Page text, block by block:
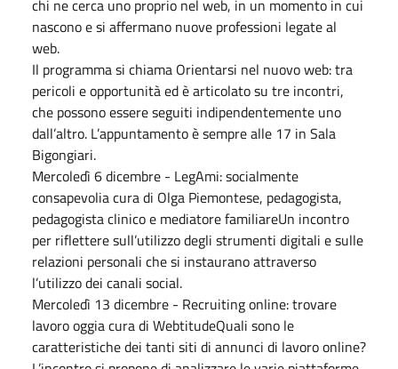
chi ne cerca uno proprio nel web, in un momento in cui
nascono e si affermano nuove professioni legate al
web.
Il programma si chiama Orientarsi nel nuovo web: tra
pericoli e opportunità ed è articolato su tre incontri,
che possono essere seguiti indipendentemente uno
dall’altro. L’appuntamento è sempre alle 17 in Sala
Bigongiari.
Mercoledì 6 dicembre - LegAmi: socialmente
consapevolia cura di Olga Piemontese, pedagogista,
pedagogista clinico e mediatore familiareUn incontro
per riflettere sull’utilizzo degli strumenti digitali e sulle
relazioni personali che si instaurano attraverso
l’utilizzo dei canali social.
Mercoledì 13 dicembre - Recruiting online: trovare
lavoro oggia cura di WebtitudeQuali sono le
caratteristiche dei tanti siti di annunci di lavoro online?